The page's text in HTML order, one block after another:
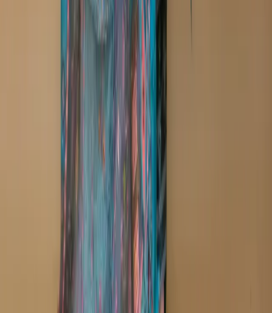
Company
Why Choose Us
Help Center
General Information
Community Involvement
Orders and Shipping
Returns and Refunds
Copyright © Zeroes Online Shopping.